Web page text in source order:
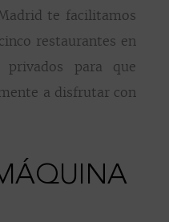
te facilitamos
restaurantes en
para que
a disfrutar con